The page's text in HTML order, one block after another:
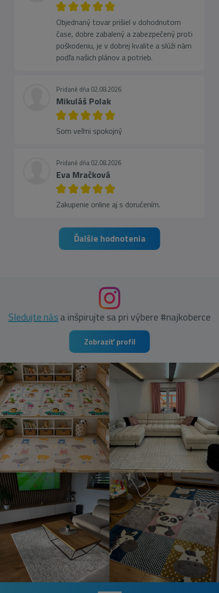
Objednaný tovar prišiel v dohodnutom
čase, dobre zabalený a zabezpečený proti
poškodeniu, je v dobrej kvalite a slúži nám
podľa našich plánov a potrieb.
Pridané dňa 02.08.2026
Mikuláš Polak
Som veľmi spokojný
Pridané dňa 02.08.2026
Eva Mračková
Zakupenie online aj s doručením.
Ďalšie hodnotenia
Sledujte nása inšpirujte sa pri výbere #najkoberce
Zobraziť profil